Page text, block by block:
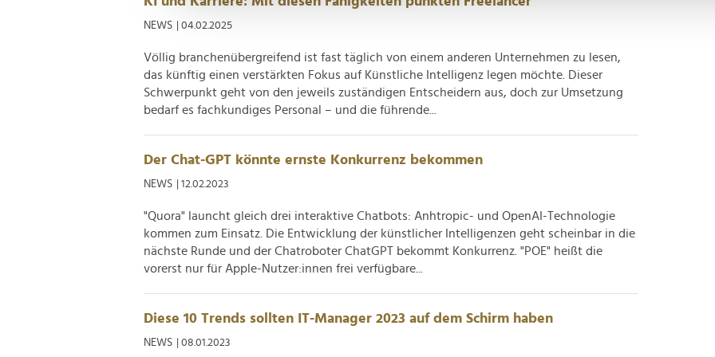
und die Zugriffe auf unsere Website zu analysieren. Außerdem geben wir Informationen zu
Website an unsere Partner für soziale Medien, Werbung und Analysen weiter. Unsere Partner
der Dienste gesammelt haben.
NEWS | 04.02.2025
Völlig branchenübergreifend ist fast täglich von einem anderen Unternehmen zu lesen,
das künftig einen verstärkten Fokus auf Künstliche Intelligenz legen möchte. Dieser
Schwerpunkt geht von den jeweils zuständigen Entscheidern aus, doch zur Umsetzung
bedarf es fachkundiges Personal – und die führende...
Der Chat-GPT könnte ernste Konkurrenz bekommen
NEWS | 12.02.2023
"Quora" launcht gleich drei interaktive Chatbots: Anhtropic- und OpenAI-Technologie
kommen zum Einsatz. Die Entwicklung der künstlicher Intelligenzen geht scheinbar in die
nächste Runde und der Chatroboter ChatGPT bekommt Konkurrenz. "POE" heißt die
vorerst nur für Apple-Nutzer:innen frei verfügbare...
Diese 10 Trends sollten IT-Manager 2023 auf dem Schirm haben
NEWS | 08.01.2023